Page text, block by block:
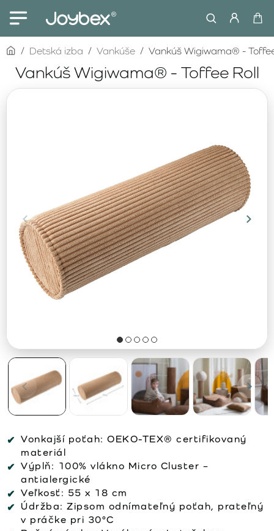
Vankúš Wigiwama® - Toffee Roll
homeDetská izba Vankúše Vankúš Wigiwama® -
Vonkajší poťah: OEKO-TEX® certifikovaný
materiál
Výplň: 100% vlákno Micro Cluster –
antialergické
Veľkosť: 55 x 18 cm
Údržba: Zipsom odnímateľný poťah, prateľný
v práčke pri 30°C